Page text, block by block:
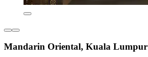
Mandarin Oriental, Kuala Lumpur